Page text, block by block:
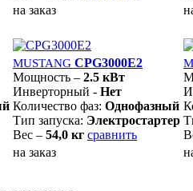
на заказ
MUSTANG CPG3000E2
Мощность – 2.5 кВт
Инверторный - Нет
Количество фаз: Однофазный
Тип запуска: Электростартер
Вес – 54,0 кг сравнить
на заказ